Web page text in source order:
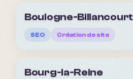
Boulogne-Billancourt
SEO Création de site
Bourg-la-Reine